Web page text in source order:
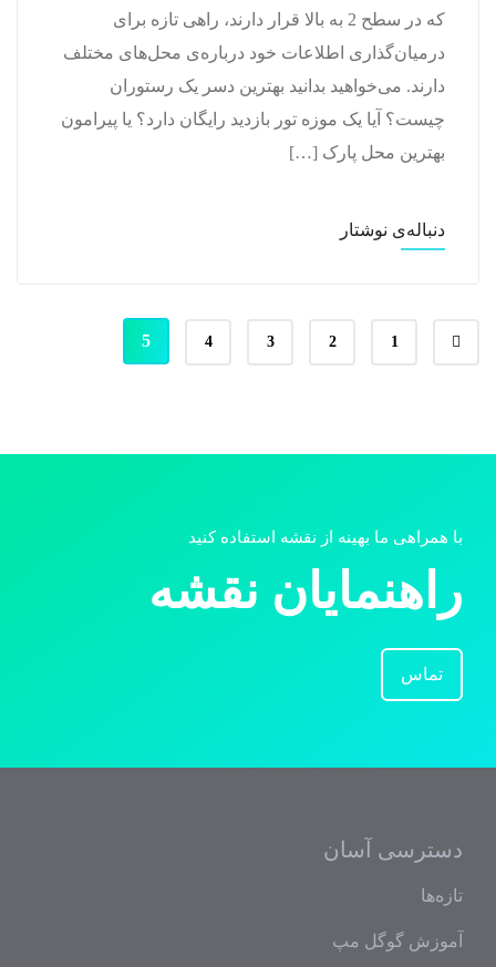
که در سطح 2 به بالا قرار دارند، راهی تازه برای
درمیان‌گذاری اطلاعات خود درباره‌ی محل‌های مختلف
دارند. می‌خواهید بدانید بهترین دسر یک رستوران
چیست؟ آیا یک موزه تور بازدید رایگان دارد؟ یا پیرامون
بهترین محل پارک […]
دنباله‌ی نوشتار
1
2
3
4
5
با همراهی ما بهینه از نقشه استفاده کنید
راهنمایان نقشه
تماس
دسترسی آسان
تازه‌ها
آموزش گوگل مپ